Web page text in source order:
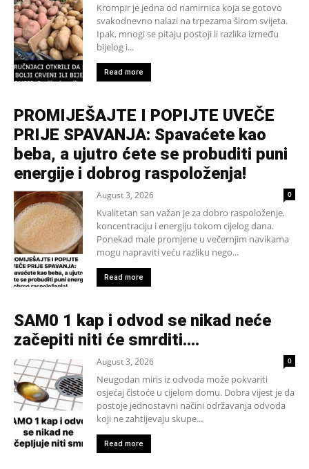
Krompir je jedna od namirnica koja se gotovo
svakodnevno nalazi na trpezama širom svijeta.
Ipak, mnogi se pitaju postoji li razlika između
bijelog i...
Read more
PROMIJEŠAJTE I POPIJTE UVEČE
PRIJE SPAVANJA: Spavaćete kao
beba, a ujutro ćete se probuditi puni
energije i dobrog raspoloženja!
August 3, 2026 0
Kvalitetan san važan je za dobro raspoloženje,
koncentraciju i energiju tokom cijelog dana.
Ponekad male promjene u večernjim navikama
mogu napraviti veću razliku nego...
Read more
SAM0 1 kap i odvod se nikad neće
začepiti niti će smrditi….
August 3, 2026 0
Neugodan miris iz odvoda može pokvariti
osjećaj čistoće u cijelom domu. Dobra vijest je da
postoje jednostavni načini održavanja odvoda
koji ne zahtijevaju skupe...
Read more